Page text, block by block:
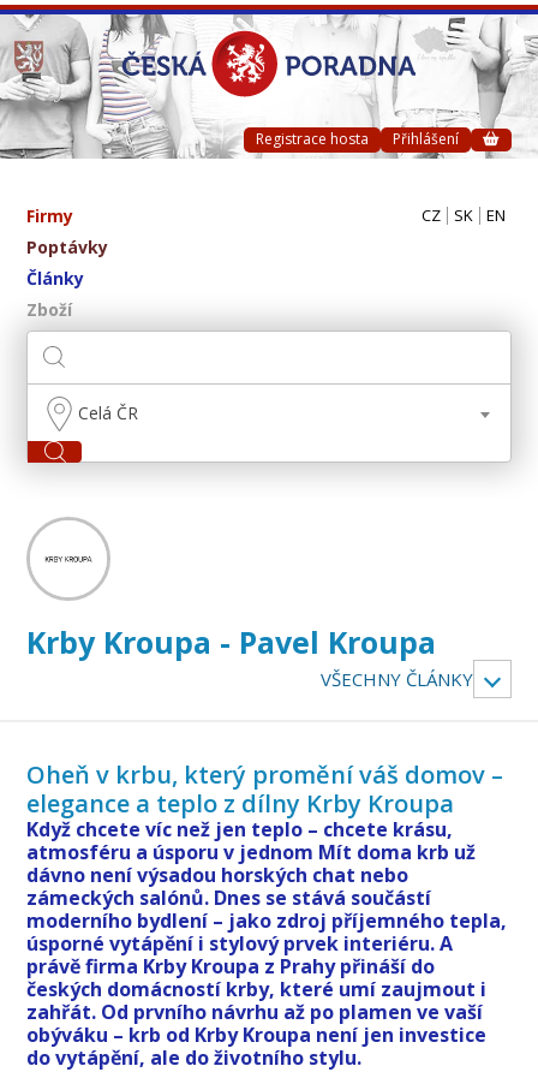
Registrace hosta Přihlášení
Firmy
Poptávky
Články
Zboží
CZ SK EN
Celá ČR
Krby Kroupa - Pavel Kroupa
VŠECHNY ČLÁNKY
Oheň v krbu, který promění váš domov –
elegance a teplo z dílny Krby Kroupa
Když chcete víc než jen teplo – chcete krásu,
atmosféru a úsporu v jednom Mít doma krb už
dávno není výsadou horských chat nebo
zámeckých salónů. Dnes se stává součástí
moderního bydlení – jako zdroj příjemného tepla,
úsporné vytápění i stylový prvek interiéru. A
právě firma Krby Kroupa z Prahy přináší do
českých domácností krby, které umí zaujmout i
zahřát. Od prvního návrhu až po plamen ve vaší
obýváku – krb od Krby Kroupa není jen investice
do vytápění, ale do životního stylu.